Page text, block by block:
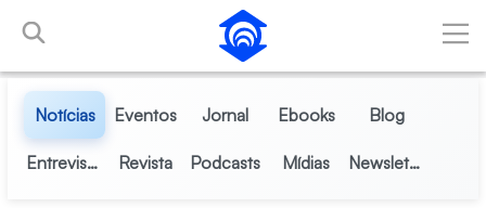
Pular para o Conteúdo principal
Notícias Eventos Jornal Ebooks Blog
Entrevistas Revista Podcasts Mídias Newsletter